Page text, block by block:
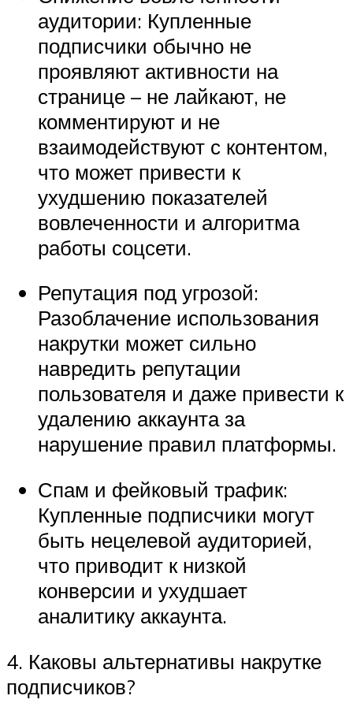
аудитории: Купленные
подписчики обычно не
проявляют активности на
странице – не лайкают, не
комментируют и не
взаимодействуют с контентом,
что может привести к
ухудшению показателей
вовлеченности и алгоритма
работы соцсети.
Репутация под угрозой:
Разоблачение использования
накрутки может сильно
навредить репутации
пользователя и даже привести к
удалению аккаунта за
нарушение правил платформы.
Спам и фейковый трафик:
Купленные подписчики могут
быть нецелевой аудиторией,
что приводит к низкой
конверсии и ухудшает
аналитику аккаунта.
4. Каковы альтернативы накрутке
подписчиков?